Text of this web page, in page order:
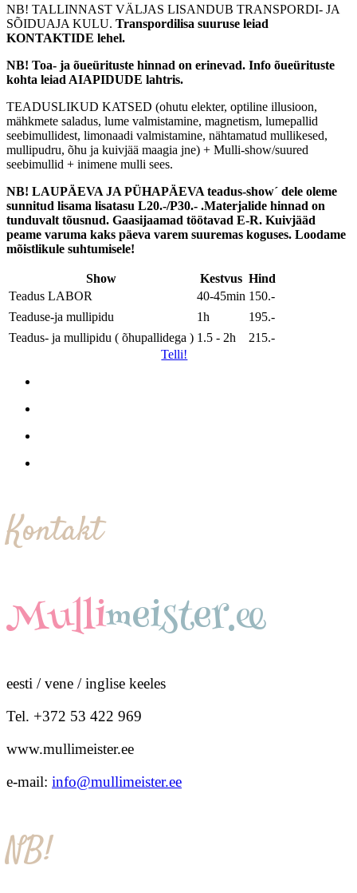
NB! TALLINNAST VÄLJAS LISANDUB TRANSPORDI- JA
SÕIDUAJA KULU. Transpordilisa suuruse leiad
KONTAKTIDE lehel.
NB! Toa- ja õueürituste hinnad on erinevad. Info õueürituste
kohta leiad AIAPIDUDE lahtris.
TEADUSLIKUD KATSED (ohutu elekter, optiline illusioon,
mähkmete saladus, lume valmistamine, magnetism, lumepallid
seebimullidest, limonaadi valmistamine, nähtamatud mullikesed,
mullipudru, õhu ja kuivjää maagia jne) + Mulli-show/suured
seebimullid + inimene mulli sees.
NB! LAUPÄEVA JA PÜHAPÄEVA teadus-show´ dele oleme
sunnitud lisama lisatasu L20.-/P30.- .Materjalide hinnad on
tunduvalt tõusnud. Gaasijaamad töötavad E-R. Kuivjääd
peame varuma kaks päeva varem suuremas koguses. Loodame
mõistlikule suhtumisele!
Show Kestvus Hind
Teadus LABOR
40-45min 150.-
Teaduse-ja mullipidu
1h
195.-
Teadus- ja mullipidu ( õhupallidega ) 1.5 - 2h
215.-
Telli!
Kontakt
Mullimeister.ee
eesti / vene / inglise keeles
Tel. +372 53 422 969
www.mullimeister.ee
e-mail: info@mullimeister.ee
NB!